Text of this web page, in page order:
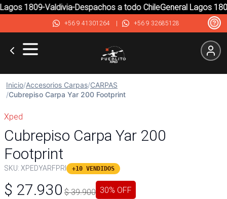
1809-Valdivia-Despachos a todo ChileGeneral Lagos
+56 9 41301264| +56 9 32685128
Inicio/Accesorios Carpas/CARPAS
/Cubrepiso Carpa Yar 200 Footprint
Xped
Cubrepiso Carpa Yar 200
Footprint
SKU: XPEDYARFPRI +10 VENDIDOS
$ 27.930 $39.900 30% OFF